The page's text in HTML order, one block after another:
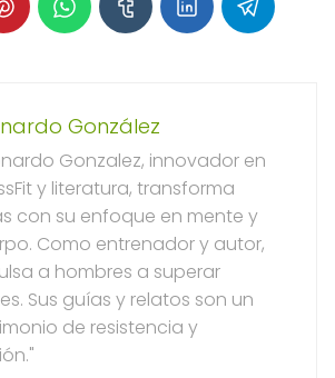
González
Gonzalez, innovador en
y literatura, transforma
con su enfoque en mente y
Como entrenador y autor,
a hombres a superar
Sus guías y relatos son un
de resistencia y